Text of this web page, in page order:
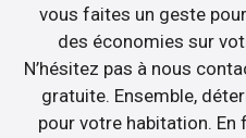
vous faites un geste
des économies sur
N’hésitez pas à nous
gratuite. Ensemble,
pour votre habitation.